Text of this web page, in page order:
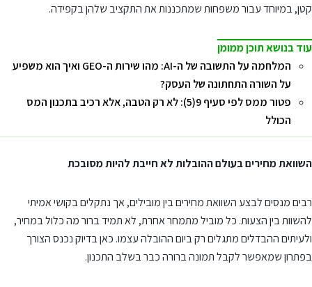
קטן, במיוחד עבור משפחות שמתכננות את התקציב שלהן בקפידה.
עוד בנושא תוכן ממומן
המלחמה על התשובה של ה-AI: מהו שירות ה-GEO ואיך הוא משפיע
על השורה התחתונה של העסק?
פטור ממס לפי סעיף 9(5): לא רק הטבה, אלא רכיב בתכנון המס
הכולל
השוואת מחירים בעולם ההובלות לא חייבת להיות מסובכת
רבים מנסים לבצע השוואת מחירים בין מובילים, אך נתקלים בקושי אמיתי
להשוות בין הצעות. כל מוביל מתמחר אחרת, לא תמיד ברור מה כלול במחיר,
ולעיתים ההבדלים מתגלים רק ביום ההובלה עצמו. כאן בדיוק נכנס הצורך
בפתרון שמאפשר לקבל תמונה ברורה כבר בשלב התכנון.